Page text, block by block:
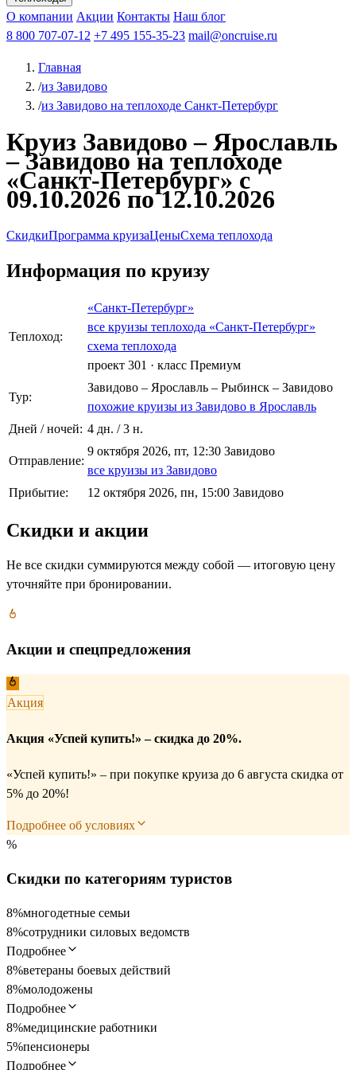
Чебоксарыиз Волгоградаиз Саратова Все города
КазаньВ Нижний НовгородВ ПермьВ Ростов-на-Дону
РыбинскНа СоловкиНа ВалаамПо ОкеПо Енисею
Афанасий Никитин Октябрьская революция
ФединАлександр СвешниковИван
МироновА.С.Попов
О компании Акции Контакты Наш блог
8 800 707-07-12 +7 495 155-35-23 mail@oncruise.ru
Главная
/из Завидово
/из Завидово на теплоходе Санкт-Петербург
Круиз Завидово – Ярославль
– Завидово на теплоходе
«Санкт-Петербург» с
09.10.2026 по 12.10.2026
СкидкиПрограмма круизаЦеныСхема теплохода
Информация по круизу
Теплоход:
«Санкт-Петербург»
все круизы теплохода «Санкт-Петербург»
схема теплохода
проект 301 · класс Премиум
Тур:
Завидово – Ярославль – Рыбинск – Завидово
похожие круизы из Завидово в Ярославль
Дней / ночей: 4 дн. / 3 н.
Отправление:
9 октября 2026, пт, 12:30 Завидово
все круизы из Завидово
Прибытие:
12 октября 2026, пн, 15:00 Завидово
Скидки и акции
Не все скидки суммируются между собой — итоговую цену
уточняйте при бронировании.
Акции и спецпредложения
Акция
Акция «Успей купить!» – скидка до 20%.
«Успей купить!» – при покупке круиза до 6 августа скидка от
5% до 20%!
Подробнее об условиях
%
Скидки по категориям туристов
8%многодетные семьи
8%сотрудники силовых ведомств
Подробнее
8%ветераны боевых действий
8%молодожены
Подробнее
8%медицинские работники
5%пенсионеры
Подробнее